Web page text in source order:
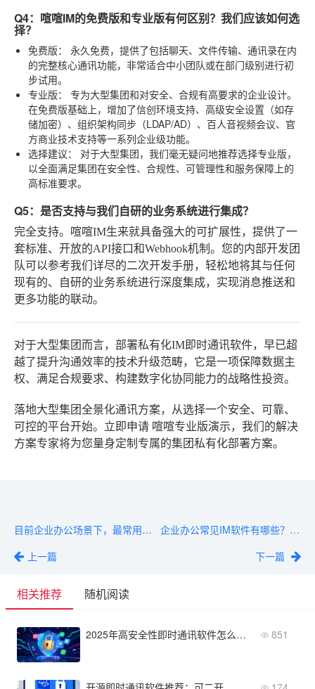
Q4：喧喧IM的免费版和专业版有何区别？我们应该如何选
择？
免费版：
永久免费，提供了包括聊天、文件传输、通讯录在内
的完整核心通讯功能，非常适合中小团队或在部门级别进行初
步试用。
专业版：
专为大型集团和对安全、合规有高要求的企业设计。
在免费版基础上，增加了信创环境支持、高级安全设置（如存
储加密）、组织架构同步（LDAP/AD）、百人音视频会议、官
方商业技术支持等一系列企业级功能。
选择建议：
对于大型集团，我们毫无疑问地推荐选择专业版，
以全面满足集团在安全性、合规性、可管理性和服务保障上的
高标准要求。
Q5：是否支持与我们自研的业务系统进行集成？
完全支持。喧喧IM生来就具备强大的可扩展性，提供了一
套标准、开放的API接口和Webhook机制。您的内部开发团
队可以参考我们详尽的二次开发手册，轻松地将其与任何
现有的、自研的业务系统进行深度集成，实现消息推送和
更多功能的联动。
对于大型集团而言，部署私有化IM即时通讯软件，早已超
越了提升沟通效率的技术升级范畴，它是一项保障数据主
权、满足合规要求、构建数字化协同能力的战略性投资。
落地大型集团全景化通讯方案，从选择一个安全、可靠、
可控的平台开始。立即申请 喧喧专业版演示，我们的解决
方案专家将为您量身定制专属的集团私有化部署方案。
目前企业办公场景下，最常用的IM软件是哪几款？
上一篇
企业办公常见IM软件有哪些？核心模块功能解析
下一篇
相关推荐 随机阅读
2025年高安全性即时通讯软件怎么选？ 851